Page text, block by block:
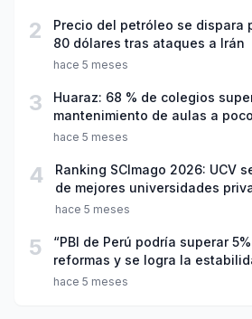
2
Precio del petróleo se dispara
80 dólares tras ataques a Irán
hace 5 meses
3
Huaraz: 68 % de colegios
mantenimiento de aulas a
año escolar 2026
hace 5 meses
4
Ranking SCImago 2026: UCV
de mejores universidades
hace 5 meses
5
“PBI de Perú podría superar
reformas y se logra la
hace 5 meses